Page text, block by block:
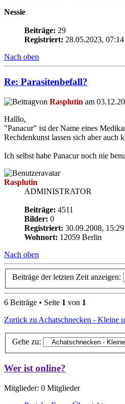
Nessie
Beiträge: 29
Registriert: 28.05.2023, 07:14
Nach oben
Re: Parasitenbefall?
von Rasplutin am
Halllo,
"Panacur" ist der Name eines
Rechdenkunst lassen sich aber auch
Ich selbst habe Panacur noch nie
Rasplutin
ADMINISTRATOR
Beiträge: 4511
Bilder: 0
Registriert: 30.09.2008, 15:29
Wohnort: 12059 Berlin
Nach oben
Beiträge der letzten Zeit anzeigen:
6 Beiträge • Seite 1 von 1
Zurück zu Achatschnecken - Kleine
Gehe zu:
Wer ist online?
Mitglieder: 0 Mitglieder